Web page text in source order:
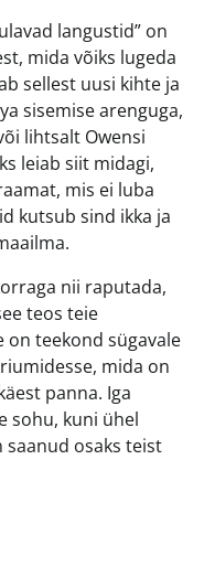
langustid” on
mida võiks lugeda
sellest uusi kihte ja
sisemise arenguga,
lihtsalt Owensi
leiab siit midagi,
mis ei luba
kutsub sind ikka ja
nii raputada,
teos teie
on teekond sügavale
mida on
panna. Iga
sohu, kuni ühel
saanud osaks teist